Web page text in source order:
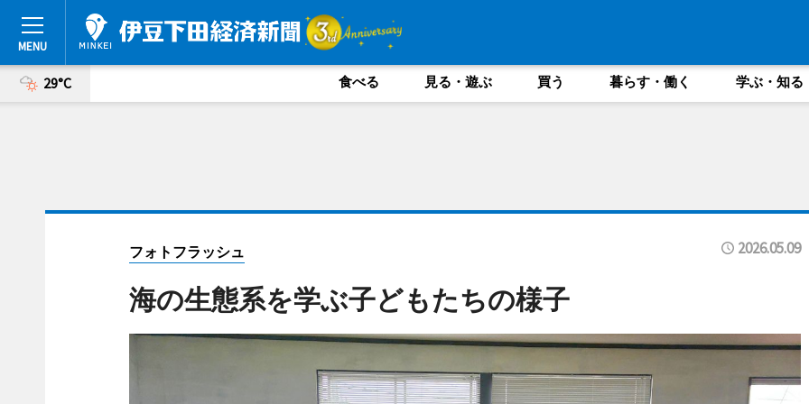
29°C 食べる 見る・遊ぶ 買う 暮らす・働く 学ぶ・知る
フォトフラッシュ 2026.05.09
海の生態系を学ぶ子どもたちの様子